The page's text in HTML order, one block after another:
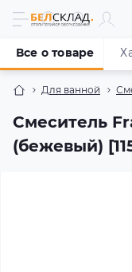
Для ванной
Смеситель
(бежевый)
Все о товаре